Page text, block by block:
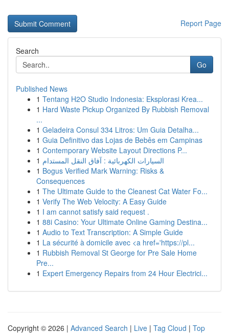
Report Page
Search
Go
Published News
1 Tentang H2O Studio Indonesia: Eksplorasi Krea...
1 Hard Waste Pickup Organized By Rubbish Removal
...
1 Geladeira Consul 334 Litros: Um Guia Detalha...
1 Guia Definitivo das Lojas de Bebês em Campinas
1 Contemporary Website Layout Directions P...
1 السيارات الكهربائية : آفاق النقل المستدام
1 Bogus Verified Mark Warning: Risks &
Consequences
1 The Ultimate Guide to the Cleanest Cat Water Fo...
1 Verify The Web Velocity: A Easy Guide
1 I am cannot satisfy said request .
1 88i Casino: Your Ultimate Online Gaming Destina...
1 Audio to Text Transcription: A Simple Guide
1 La sécurité à domicile avec <a href='https://pl...
1 Rubbish Removal St George for Pre Sale Home
Pre...
1 Expert Emergency Repairs from 24 Hour Electrici...
Copyright © 2026 | Advanced Search | Live | Tag Cloud | Top